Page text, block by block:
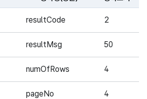
결과(Response Element) 항목에 대한
resultCode 2
resultMsg 50
numOfRows 4
pageNo 4